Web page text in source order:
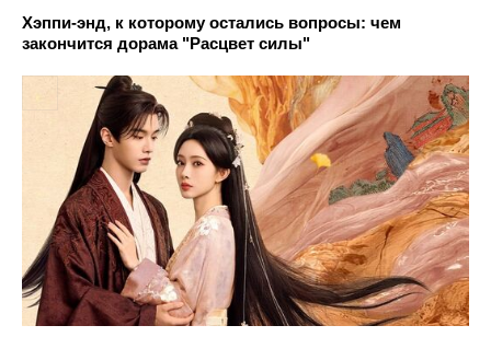
Хэппи-энд, к которому остались вопросы: чем
закончится дорама "Расцвет силы"